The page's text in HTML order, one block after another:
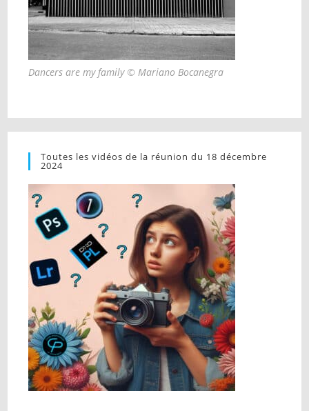
Dancers are my family © Mariano Bocanegra
Toutes les vidéos de la réunion du 18 décembre
2024